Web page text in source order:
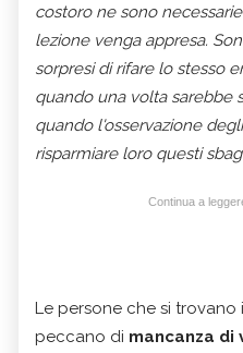
costoro ne sono
lezione venga appresa.
sorpresi di rifare lo stesso
quando una volta sarebbe
quando l'osservazione
risparmiare loro questi
Continua a
Le persone che si
peccano di mancanza di